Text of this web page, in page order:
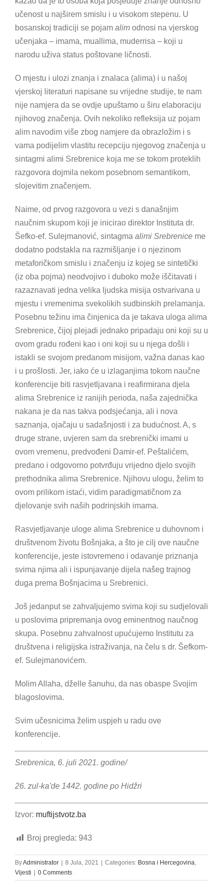
učenost u najširem smislu i u visokom stepenu. U
bosanskoj tradiciji se pojam alim odnosi na vjerskog
učenjaka – imama, muallima, muderrisa – koji u
narodu uživa status poštovane ličnosti.
O mjestu i ulozi znanja i znalaca (alima) i u našoj
vjerskoj literaturi napisane su vrijedne studije, te nam
nije namjera da se ovdje upuštamo u širu elaboraciju
njihovog značenja. Ovih nekoliko refleksija uz pojam
alim navodim više zbog namjere da obrazložim i s
vama podijelim vlastitu recepciju njegovog značenja u
sintagmi alimi Srebrenice koja me se tokom proteklih
razgovora dojmila nekom posebnom semantikom,
slojevitim značenjem.
Naime, od prvog razgovora u vezi s današnjim
naučnim skupom koji je inicirao direktor Instituta dr.
Šefko-ef. Sulejmanović, sintagma alimi Srebrenice me
dodatno podstakla na razmišljanje i o njezinom
metaforičkom smislu i značenju iz kojeg se sintetički
(iz oba pojma) neodvojivo i duboko može iščitavati i
razaznavati jedna velika ljudska misija ostvarivana u
mjestu i vremenima svekolikih sudbinskih prelamanja.
Posebnu težinu ima činjenica da je takava uloga alima
Srebrenice, čijoj plejadi jednako pripadaju oni koji su u
ovom gradu rođeni kao i oni koji su u njega došli i
istakli se svojom predanom misijom, važna danas kao
i u prošlosti. Jer, iako će u izlaganjima tokom naučne
konferencije biti rasvjetljavana i reafirmirana djela
alima Srebrenice iz ranijih perioda, naša zajednička
nakana je da nas takva podsjećanja, ali i nova
saznanja, ojačaju u sadašnjosti i za budućnost. A, s
druge strane, uvjeren sam da srebrenički imami u
ovom vremenu, predvođeni Damir-ef. Peštalićem,
predano i odgovorno potvrđuju vrijedno djelo svojih
prethodnika alima Srebrenice. Njihovu ulogu, želim to
ovom prilikom istaći, vidim paradigmatičnom za
djelovanje svih naših podrinjskih imama.
Rasvjetljavanje uloge alima Srebrenice u duhovnom i
društvenom životu Bošnjaka, a što je cilj ove naučne
konferencije, jeste istovremeno i odavanje priznanja
svima njima ali i ispunjavanje dijela našeg trajnog
duga prema Bošnjacima u Srebrenici.
Još jedanput se zahvaljujemo svima koji su sudjelovali
u poslovima pripremanja ovog eminentnog naučnog
skupa. Posebnu zahvalnost upućujemo Institutu za
društvena i religijska istraživanja, na čelu s dr. Šefkom-
ef. Sulejmanovićem.
Molim Allaha, dželle šanuhu, da nas obaspe Svojim
blagoslovima.
Svim učesnicima želim uspjeh u radu ove
konferencije.
Srebrenica, 6. juli 2021. godine/
26. zul-ka'de 1442. godine po Hidžri
Izvor: muftijstvotz.ba
Broj pregleda: 943
ByAdministrator 8 Jula, 2021 Categories: Bosna i Hercegovina,
Vijesti
0 Comments